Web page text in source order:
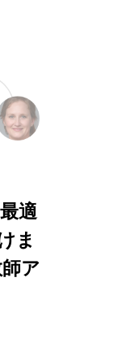
適
ま
ア